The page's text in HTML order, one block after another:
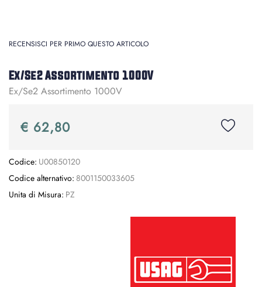
RECENSISCI PER PRIMO QUESTO ARTICOLO
Ex/Se2 Assortimento 1000V
Ex/Se2 Assortimento 1000V
€ 62,80
Codice: U00850120
Codice alternativo: 8001150033605
Unita di Misura: PZ